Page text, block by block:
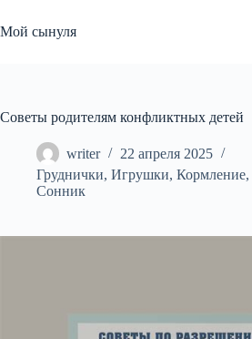
к
сути
Мой сынуля
Советы родителям конфликтных детей
writer
22 апреля 2025
Груднички, Игрушки, Кормление,
Сонник